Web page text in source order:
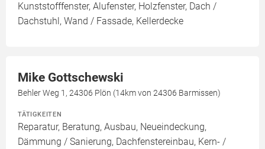
Kunststofffenster, Alufenster, Holzfenster, Dach /
Dachstuhl, Wand / Fassade, Kellerdecke
Mike Gottschewski
Behler Weg 1, 24306 Plön (14km von 24306 Barmissen)
TÄTIGKEITEN
Reparatur, Beratung, Ausbau, Neueindeckung,
Dämmung / Sanierung, Dachfenstereinbau, Kern- /